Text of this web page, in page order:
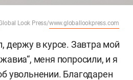
Look Press/www.globallookpress.com
держу в курсе. Завтра мой
меня попросили, и я
увольнении. Благодарен